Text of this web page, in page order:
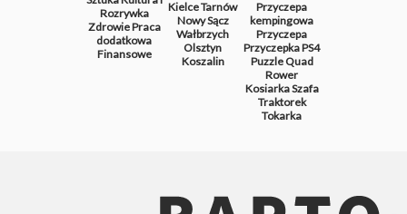
Rozrywka
ZdrowiePraca
dodatkowa
Finansowe
KielceTarnów
Nowy Sącz
Wałbrzych
Olsztyn
Koszalin
Przyczepa
kempingowa
Przyczepa
PrzyczepkaPS4
PuzzleQuad
Rower
KosiarkaSzafa
Traktorek
Tokarka